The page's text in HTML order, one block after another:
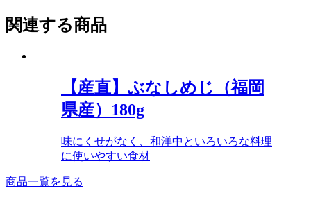
関連する商品
【産直】ぶなしめじ（福岡
県産）180g
味にくせがなく、和洋中といろいろな料理
に使いやすい食材
商品一覧を見る